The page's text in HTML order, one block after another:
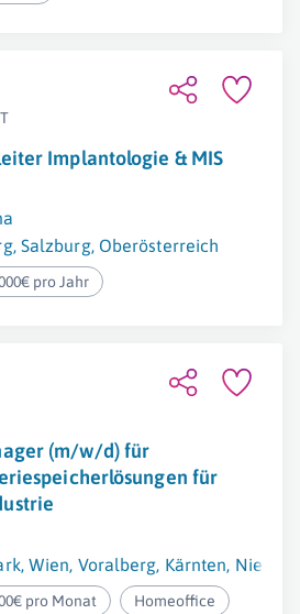
Implantologie & MIS
, Salzburg, Oberösterreich
pro Jahr
(m/w/d) für
für
, Wien, Voralberg, Kärnten,
pro Monat Homeoffice